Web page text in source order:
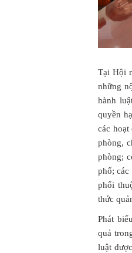
Tại Hội
những
hành
quyền
các
phòng,
phòng;
phố;
phối
thức
Phát
quả
luật